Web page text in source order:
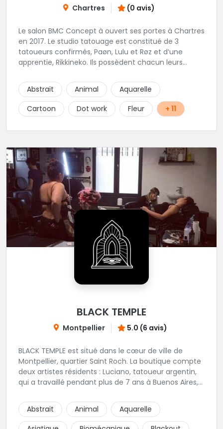
Chartres (0 avis)
Le salon BMC Concept à ouvert ses portes à Chartres
en 2017. Le studio tatouage est constitué de 3
tatoueurs confirmés, Paøn, Lulu et Røz et d’une
apprentie, Rikkineko. Ils possèdent chacun leurs
souhaitant se faire tatouer de pouvoir construire un
projet entièrement personnalisé. Une pierceuse est
présente en Guest environ une semaine par mois au
salon.
Abstrait Animal
Aquarelle
Cartoon
Dot work Fleur + 11
BLACK TEMPLE
Montpellier 5.0 (6 avis)
BLACK TEMPLE est situé dans le cœur de ville de
Montpellier, quartier Saint Roch. La boutique compte
deux artistes résidents : Luciano, tatoueur argentin,
qui a travaillé pendant plus de 7 ans à Buenos Aires,
qui a travaillé dans plusieurs boutiques de la ville
avant de rejoindre notre équipe. La boutique
accueille plusieurs artistes tatoueurs en tant que
Abstrait Animal
Aquarelle